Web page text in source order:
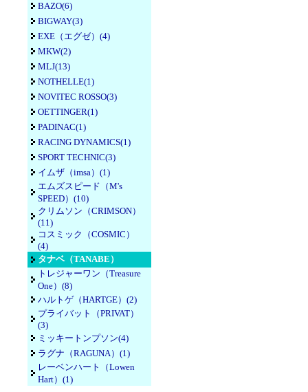
BAZO(6)
BIGWAY(3)
EXE（エグゼ）(4)
MKW(2)
MLJ(13)
NOTHELLE(1)
NOVITEC ROSSO(3)
OETTINGER(1)
PADINAC(1)
RACING DYNAMICS(1)
SPORT TECHNIC(3)
イムザ（imsa）(1)
エムズスピード（M's
SPEED）(10)
クリムソン（CRIMSON）
(11)
コスミック（COSMIC）
(4)
タナベ（TANABE）
トレジャーワン（Treasure
One）(8)
ハルトゲ（HARTGE）(2)
プライバット（PRIVAT）
(3)
ミッキートンプソン(4)
ラグナ（RAGUNA）(1)
レーベンハート（Lowen
Hart）(1)